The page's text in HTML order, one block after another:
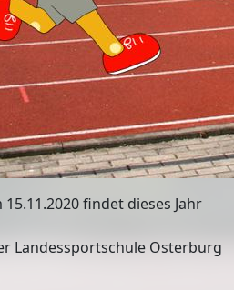
findet dieses Jahr
Landessportschule Osterburg